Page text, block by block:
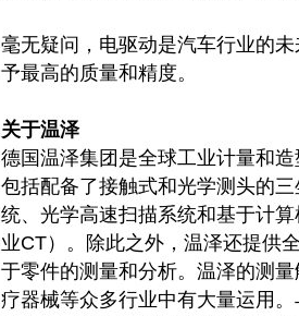
毫无疑问，电驱动是汽车行业的
予最高的质量和精度。
关于温泽
德国温泽集团是全球工业计量和
包括配备了接触式和光学测头的
统、光学高速扫描系统和基于计
业CT）。除此之外，温泽还提供
于零件的测量和分析。温泽的测
疗器械等众多行业中有大量运用